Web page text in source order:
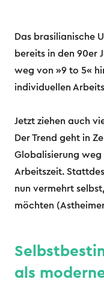
Das brasilianische
bereits in den 90er
weg von »9 to 5«
individuellen
Jetzt ziehen auch
Der Trend geht in
Globalisierung
Arbeitszeit.
nun vermehrt
möchten
als